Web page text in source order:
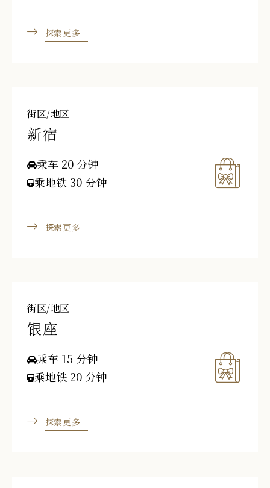
探索更多
街区/地区
新宿
乘车 20 分钟
乘地铁 30 分钟
探索更多
街区/地区
银座
乘车 15 分钟
乘地铁 20 分钟
探索更多